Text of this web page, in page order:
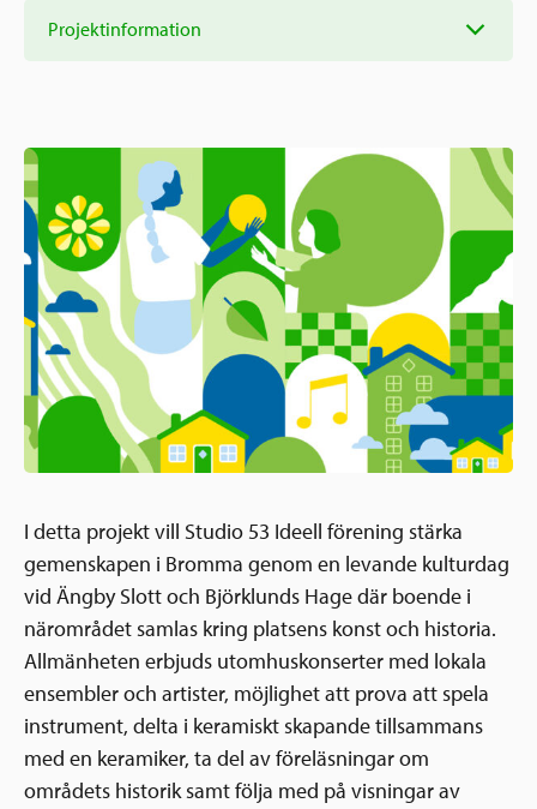
Utlysningar
Ansök
Frågor och svar
Sverige och övriga världen
Grannskapsinitiativet
Hur vi arbetar
Verksamhetsberättelser & årsredovisningar
Medarbetare & styrelse
Kontakt
Pressrum
Nyheter & kalenderhändelser
Postkodlotteriet
Projektinformation
I detta projekt vill Studio 53 Ideell förening stärka
gemenskapen i Bromma genom en levande kulturdag
vid Ängby Slott och Björklunds Hage där boende i
närområdet samlas kring platsens konst och historia.
Allmänheten erbjuds utomhuskonserter med lokala
ensembler och artister, möjlighet att prova att spela
instrument, delta i keramiskt skapande tillsammans
med en keramiker, ta del av föreläsningar om
områdets historik samt följa med på visningar av